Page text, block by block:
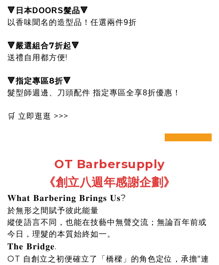
🔻 日本DOORS髮品🔻
以香味聞名的造型品！任選兩件9折
🔻嚴選組合7折起🔻
送禮自用都方便!
🔻指定專區8折🔻
髮型師週邊、刀頭配件 指定專區全享8折優惠！
🛒 立即逛逛 >>>
prev next
OT Barbersupply
《創立八週年感謝企劃 》
𝐖𝐡𝐚𝐭 𝐁𝐚𝐫𝐛𝐞𝐫𝐢𝐧𝐠 𝐁𝐫𝐢𝐧𝐠𝐬 𝐔𝐬?
於無形之間賦予彼此能量
縱使語言不同，也能在技藝中無聲交流；無論百年前或
今日，理髮的本質始終如一。
𝐓𝐡𝐞 𝐁𝐫𝐢𝐝𝐠𝐞.
OT 自創立之初便確立了「橋樑」的角色定位，承擔"連